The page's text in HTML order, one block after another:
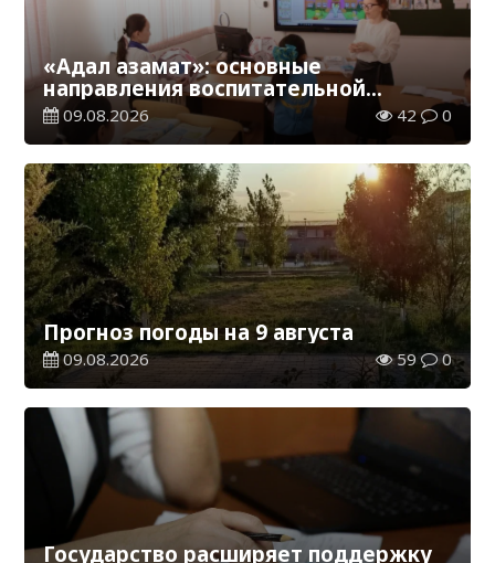
«Адал азамат»: основные
направления воспитательной
работы в новом учебном году
09.08.2026 42 0
Прогноз погоды на 9 августа
09.08.2026 59 0
Государство расширяет поддержку